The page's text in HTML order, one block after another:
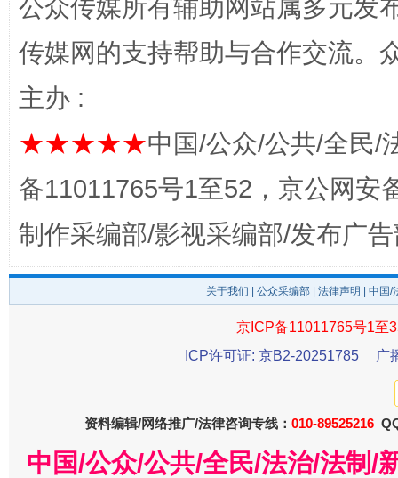
从幼
公众传媒所有辅助网站属多元发
传媒网的支持帮助与合作交流。
主办 :
★★★★★中国/公众/公共/全民/
备11011765号1至52，京公网安
制作采编部/影视采编部/发布广
关于我们 公众采编部 法律声明 | 中国
京ICP备11011765号1至
ICP许可证: 京B2-20251785
广
资料编辑/网络推广/法律咨询专线： 010-89525216
中国/公众/公共/全民/法治/法制/